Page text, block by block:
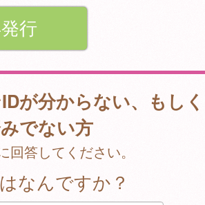
が分からない、もし
でない方
回答してください。
なんですか？